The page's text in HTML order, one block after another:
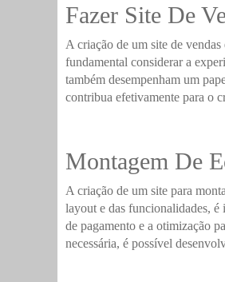
Fazer Site De
A criação de um site de
fundamental considerar a
também desempenham um
contribua efetivamente para o
Montagem De
A criação de um site para
layout e das funcionalidades, é
de pagamento e a otimização
necessária, é possível